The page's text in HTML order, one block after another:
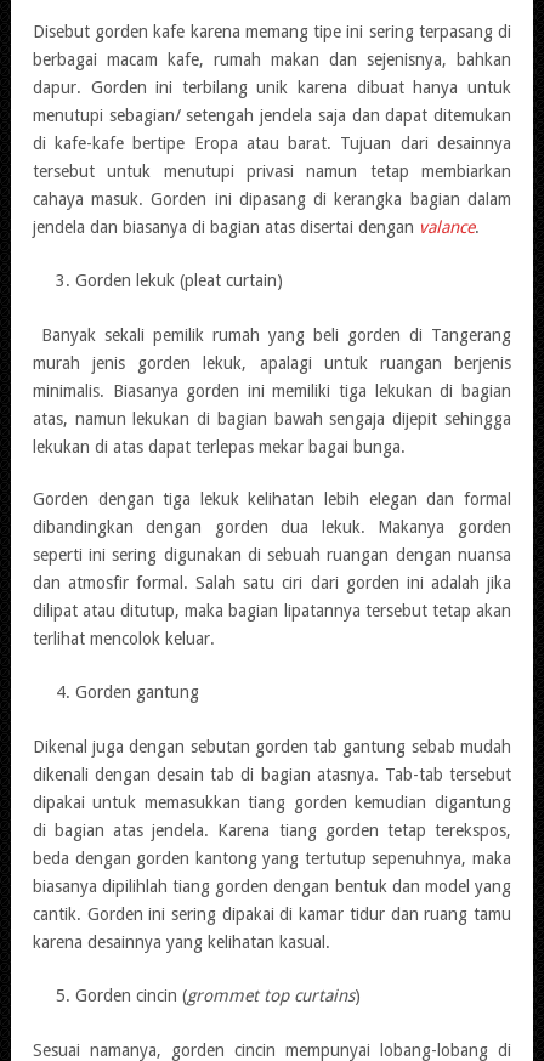
Disebut gorden kafe karena memang tipe ini sering terpasang di
berbagai macam kafe, rumah makan dan sejenisnya, bahkan
dapur. Gorden ini terbilang unik karena dibuat hanya untuk
menutupi sebagian/ setengah jendela saja dan dapat ditemukan
di kafe-kafe bertipe Eropa atau barat. Tujuan dari desainnya
tersebut untuk menutupi privasi namun tetap membiarkan
cahaya masuk. Gorden ini dipasang di kerangka bagian dalam
jendela dan biasanya di bagian atas disertai dengan valance.
Gorden lekuk (pleat curtain)
Banyak sekali pemilik rumah yang beli gorden di Tangerang
murah jenis gorden lekuk, apalagi untuk ruangan berjenis
minimalis. Biasanya gorden ini memiliki tiga lekukan di bagian
atas, namun lekukan di bagian bawah sengaja dijepit sehingga
lekukan di atas dapat terlepas mekar bagai bunga.
Gorden dengan tiga lekuk kelihatan lebih elegan dan formal
dibandingkan dengan gorden dua lekuk. Makanya gorden
seperti ini sering digunakan di sebuah ruangan dengan nuansa
dan atmosfir formal. Salah satu ciri dari gorden ini adalah jika
dilipat atau ditutup, maka bagian lipatannya tersebut tetap akan
terlihat mencolok keluar.
Gorden gantung
Dikenal juga dengan sebutan gorden tab gantung sebab mudah
dikenali dengan desain tab di bagian atasnya. Tab-tab tersebut
dipakai untuk memasukkan tiang gorden kemudian digantung
di bagian atas jendela. Karena tiang gorden tetap terekspos,
beda dengan gorden kantong yang tertutup sepenuhnya, maka
biasanya dipilihlah tiang gorden dengan bentuk dan model yang
cantik. Gorden ini sering dipakai di kamar tidur dan ruang tamu
karena desainnya yang kelihatan kasual.
Gorden cincin (grommet top curtains)
Sesuai namanya, gorden cincin mempunyai lobang-lobang di